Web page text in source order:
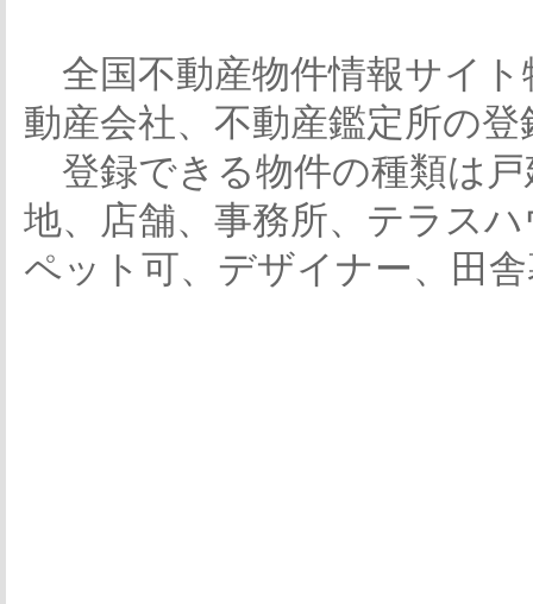
全国不動産物件情報サイト
動産会社、不動産鑑定所の
登録できる物件の種類は
地、店舗、事務所、テラス
ペット可、デザイナー、田